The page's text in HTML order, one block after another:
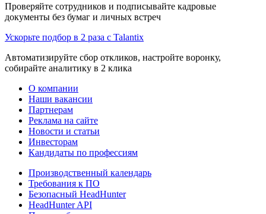
Проверяйте сотрудников и подписывайте кадровые
документы без бумаг и личных встреч
Ускорьте подбор в 2 раза с Talantix
Автоматизируйте сбор откликов, настройте воронку,
собирайте аналитику в 2 клика
О компании
Наши вакансии
Партнерам
Реклама на сайте
Новости и статьи
Инвесторам
Кандидаты по профессиям
Производственный календарь
Требования к ПО
Безопасный HeadHunter
HeadHunter API